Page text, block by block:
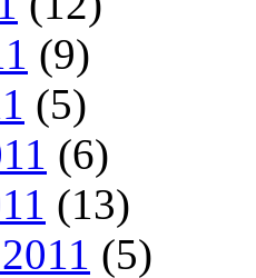
(9)
(5)
(6)
(13)
(5)